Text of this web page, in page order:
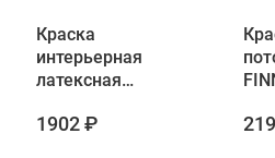
Краска
интерьерная
латексная
Parade Pro'latex Е2
1902 ₽